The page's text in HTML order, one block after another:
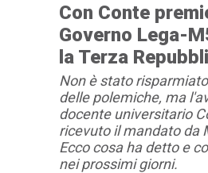
Con Conte
Governo Lega-
la Terza
Non è stato
delle polemiche, ma
docente universitario
ricevuto il mandato da
Ecco cosa ha detto e
nei prossimi giorni.